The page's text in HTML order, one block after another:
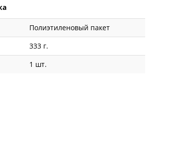
Полиэтиленовый пакет
333 г.
1 шт.